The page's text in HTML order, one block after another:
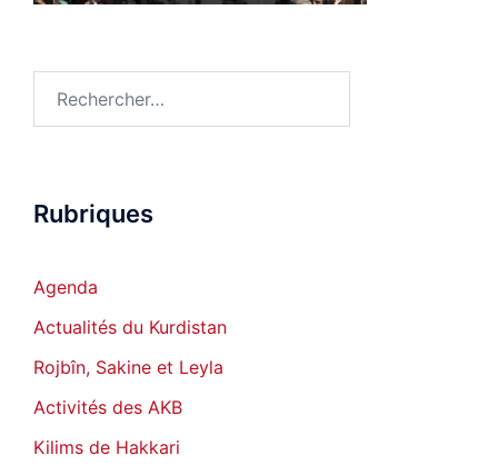
Rubriques
Agenda
Actualités du Kurdistan
Rojbîn, Sakine et Leyla
Activités des AKB
Kilims de Hakkari